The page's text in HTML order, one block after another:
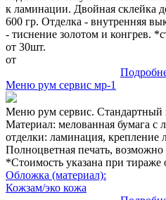
к ламинации. Двойная склейка
600 гр. Отделка - внутренняя
- тиснение золотом и конгрев.
от 30шт.
от
Меню рум сервис мр-1
Меню рум сервис. Стандартный
Материал: мелованная бумага с
отделки: ламинация, крепление
Полноцветная печать,
*Стоимость указана при тираже
Обложка (материал):
Кожзам/эко кожа